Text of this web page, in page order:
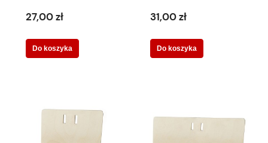
27x18,5x10 cm
570306
27,00 zł
Do koszyka
cm 570030
31,00 zł
Do koszyka